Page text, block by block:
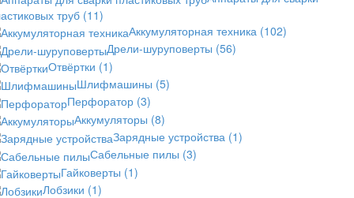
труб (11)
Аккумуляторная техника (102)
Дрели-шуруповерты (56)
Отвёртки (1)
Шлифмашины (5)
Перфоратор (3)
Аккумуляторы (8)
Зарядные устройства (1)
Сабельные пилы (3)
Гайковерты (1)
Лобзики (1)